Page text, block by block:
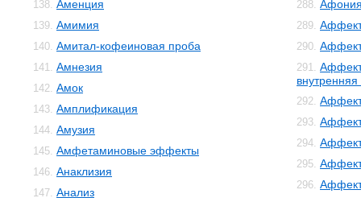
138. Аменция
139. Амимия
140. Амитал-кофеиновая проба
141. Амнезия
142. Амок
143. Амплификация
144. Амузия
145. Амфетаминовые эффекты
146. Анаклизия
147. Анализ
288.
289. Аффект
290.
291.
292.
293.
294.
295.
296.